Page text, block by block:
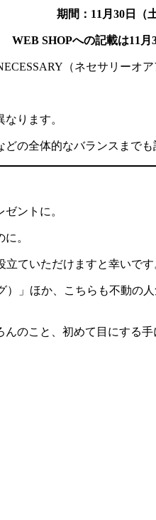
期間：11月30日（
WEB SHOPへの記載は11月
（ネセサリーオ
ります。
の全体的なバランスまで
ントに。
。
ていただけますと幸いです
」ほか、こちらも不動の
のこと、初めて目にする